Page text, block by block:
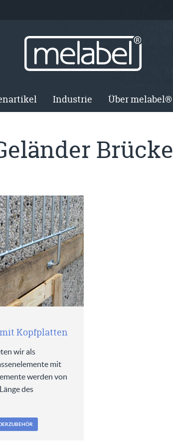
Industrie Über melabel®
Brücke
Kopfplatten
wir als
mit
werden von
des